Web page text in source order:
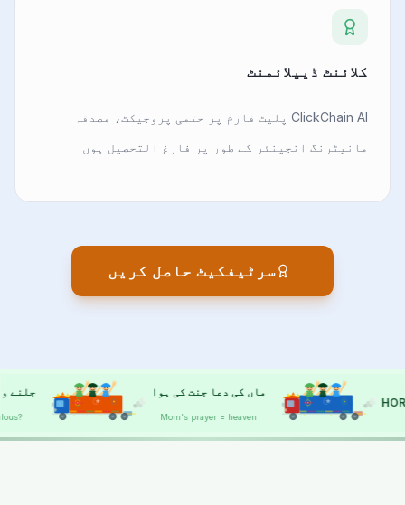
کلائنٹ ڈیپلائمنٹ
ClickChain AI پلیٹ فارم پر حتمی پروجیکٹ، مصدقہ
مانیٹرنگ انجینئر کے طور پر فارغ التحصیل ہوں
سرٹیفکیٹ حاصل کریں
ماں کی دعا جنت کی ہوا
Mom's prayer = heaven
HORN OK PLEASE